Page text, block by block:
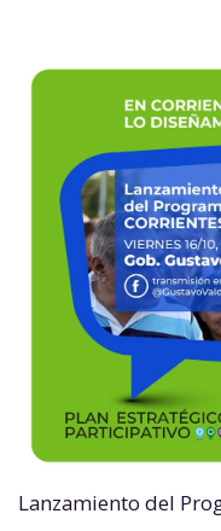
Lanzamiento del